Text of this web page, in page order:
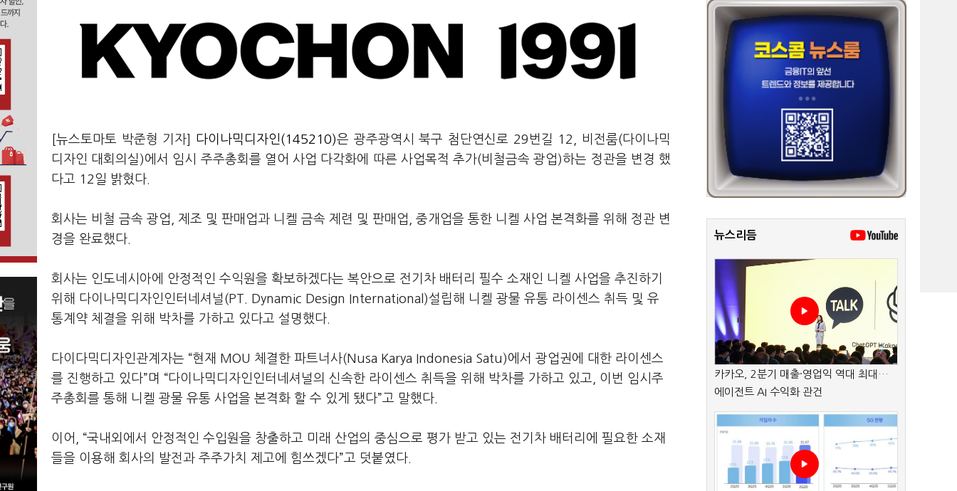
[뉴스토마토 박준형 기자] 다이나믹디자인(145210)은 광주광역시 북구 첨단연신로 29번길 12, 비전룸(다이나믹
디자인 대회의실)에서 임시 주주총회를 열어 사업 다각화에 따른 사업목적 추가(비철금속 광업)하는 정관을 변경 했
다고 12일 밝혔다.
회사는 비철 금속 광업, 제조 및 판매업과 니켈 금속 제련 및 판매업, 중개업을 통한 니켈 사업 본격화를 위해 정관 변
경을 완료했다.
회사는 인도네시아에 안정적인 수익원을 확보하겠다는 복안으로 전기차 배터리 필수 소재인 니켈 사업을 추진하기
위해 다이나믹디자인인터네셔널(PT. Dynamic Design International)설립해 니켈 광물 유통 라이센스 취득 및 유
통계약 체결을 위해 박차를 가하고 있다고 설명했다.
다이다믹디자인관계자는 “현재 MOU 체결한 파트너사(Nusa Karya Indonesia Satu)에서 광업권에 대한 라이센스
를 진행하고 있다”며 “다이나믹디자인인터네셔널의 신속한 라이센스 취득을 위해 박차를 가하고 있고, 이번 임시주
주총회를 통해 니켈 광물 유통 사업을 본격화 할 수 있게 됐다”고 말했다.
이어, “국내외에서 안정적인 수입원을 창출하고 미래 산업의 중심으로 평가 받고 있는 전기차 배터리에 필요한 소재
들을 이용해 회사의 발전과 주주가치 제고에 힘쓰겠다”고 덧붙였다.
뉴스리듬
카카오, 2분기 매출·영업익 역대 최대…
에이전트 AI 수익화 관건